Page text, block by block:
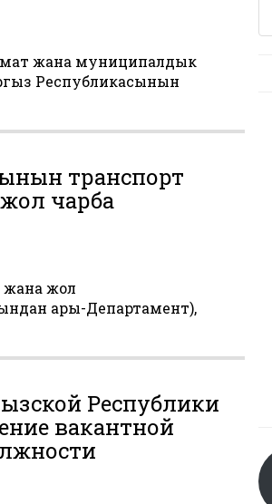
жана муниципалдык
Республикасынын
транспорт
чарба
жол
ары-Департамент),
Республики
вакантной